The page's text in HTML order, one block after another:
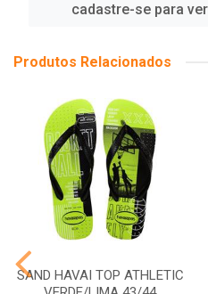
cadastre-se para
Produtos Relacionados
SAND HAVAI TOP ATHLETIC